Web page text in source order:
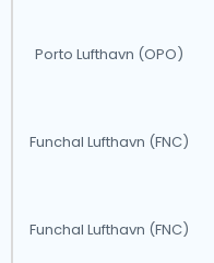
Porto Lufthavn (OPO)
Funchal Lufthavn (FNC)
Funchal Lufthavn (FNC)